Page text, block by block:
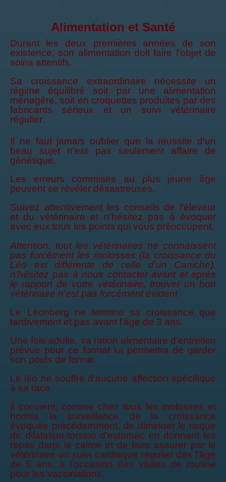
Alimentation et Santé
Durant les deux premières années de son
existence, son alimentation doit faire l'objet de
soins attentifs.
Sa croissance extraordinaire nécessite un
régime équilibré soit par une alimentation
ménagère, soit en croquettes produites par des
fabricants sérieux et un suivi vétérinaire
régulier.
Il ne faut jamais oublier que la réussite d'un
beau sujet n'est pas seulement affaire de
génétique.
Les erreurs commises au plus jeune âge
peuvent se révéler désastreuses.
Suivez attentivement les conseils de l'éleveur
et du vétérinaire et n'hésitez pas à évoquer
avec eux tous les points qui vous préoccupent.
Attention, tout les vétérinaires ne connaissent
pas forcément les molosses (la croissance du
Léo est différente de celle d'un Caniche),
n'hésitez pas à nous contacter avant et après
le rapport de votre vétérinaire, trouverun bon
vétérinaire n'est pas forcément évident
Le Léonberg ne termine sa croissance que
tardivement et pas avant l'âge de 3 ans.
Une fois adulte, sa ration alimentaire d'entretien
prévue pour ce format lui permettra de garder
son poids de forme.
Le léo ne souffre d'aucune affection spécifique
à sa race.
Il convient, comme chez tous les molosses et
hormis la surveillance de la croissance
évoquée précédemment, de diminuer le risque
de dilatation-torsion d'estomac en donnant les
repas dans le calme et de faire assurer par le
vétérinaire un suivi cardiaque régulier dès l'âge
de 5 ans, à l'occasion des visites de routine
pour les vaccinations.